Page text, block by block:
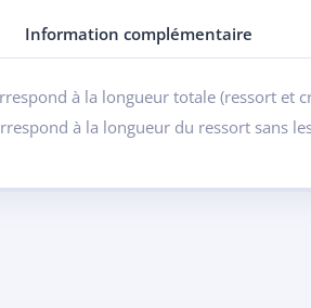
Information complémentaire
à la longueur totale (ressort et
à la longueur du ressort sans